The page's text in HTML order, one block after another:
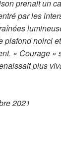
prenait un
par les
plafond noirci
« Courage »
plus
2021